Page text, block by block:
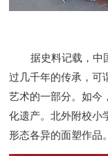
据史料记载，中
过几千年的传承，可
艺术的一部分。如今
化遗产。北外附校小
形态各异的面塑作品。